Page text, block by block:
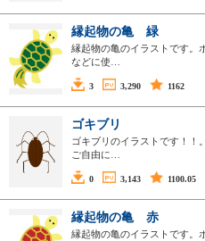
縁起物の亀 緑
縁起物の亀のイラストです。
などに使…
3 3,290 1162
ゴキブリ
ゴキブリのイラストです！！
ご自由に…
0 3,143 1100.05
縁起物の亀 赤
縁起物の亀のイラストです。